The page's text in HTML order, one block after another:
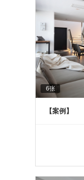
6张
【案例】